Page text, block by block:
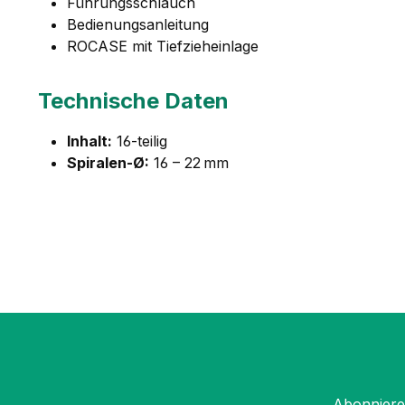
Bedienungsanleitung
ROCASE mit Tiefzieheinlage
Technische Daten
Inhalt: 16-teilig
Spiralen-Ø: 16 – 22 mm